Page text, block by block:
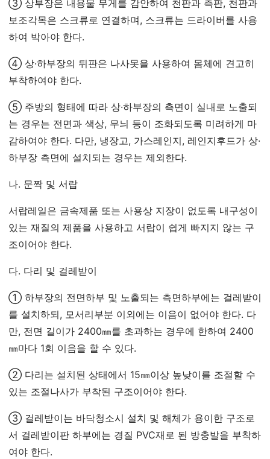
③ 상부장은 내용물 무게를 감안하여 천판과 측판, 천판과
보조각목은 스크류로 연결하며, 스크류는 드라이버를 사용
하여 박아야 한다.
④ 상·하부장의 뒤판은 나사못을 사용하여 몸체에 견고히
부착하여야 한다.
⑤ 주방의 형태에 따라 상·하부장의 측면이 실내로 노출되
는 경우는 전면과 색상, 무늬 등이 조화되도록 미려하게 마
감하여야 한다. 다만, 냉장고, 가스레인지, 레인지후드가 상·
하부장 측면에 설치되는 경우는 제외한다.
나. 문짝 및 서랍
서랍레일은 금속제품 또는 사용상 지장이 없도록 내구성이
있는 재질의 제품을 사용하고 서랍이 쉽게 빠지지 않는 구
조이어야 한다.
다. 다리 및 걸레받이
① 하부장의 전면하부 및 노출되는 측면하부에는 걸레받이
를 설치하되, 모서리부분 이외에는 이음이 없어야 한다. 다
만, 전면 길이가 2400㎜를 초과하는 경우에 한하여 2400
㎜마다 1회 이음을 할 수 있다.
② 다리는 설치된 상태에서 15㎜이상 높낮이를 조절할 수
있는 조절나사가 부착된 구조이어야 한다.
③ 걸레받이는 바닥청소시 설치 및 해체가 용이한 구조로
서 걸레받이판 하부에는 경질 PVC재로 된 방충발을 부착하
여야 한다.